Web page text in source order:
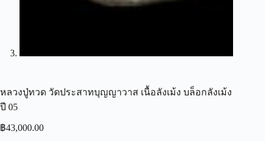
หลวงปู่ทวด วัดประสาทบุญญาวาส เนื้อลังเม้ง บล็อกลังเม้ง
ปี 05
฿43,000.00